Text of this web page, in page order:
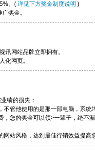
。( 详见下方奖金制度说明 )
奖金。
讯网站品牌立即拥有。
化网页。
绩的损失：
不管他使用的是那一部电脑，系统
，您的奖金可以领>一辈子，绝不
网站风格，达到最佳行销效益提高